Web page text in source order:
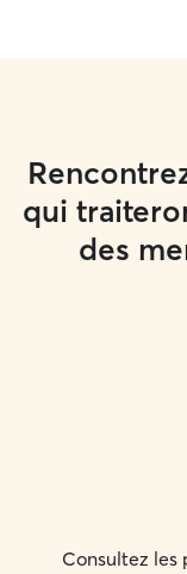
qui
des
Consultez les